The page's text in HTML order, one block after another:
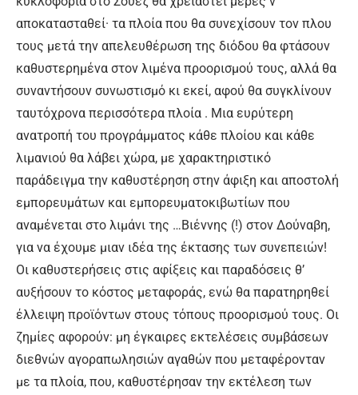
αποκατασταθεί· τα πλοία που θα συνεχίσουν τον πλου
τους μετά την απελευθέρωση της διόδου θα φτάσουν
καθυστερημένα στον λιμένα προορισμού τους, αλλά θα
συναντήσουν συνωστισμό κι εκεί, αφού θα συγκλίνουν
ταυτόχρονα περισσότερα πλοία . Μια ευρύτερη
ανατροπή του προγράμματος κάθε πλοίου και κάθε
λιμανιού θα λάβει χώρα, με χαρακτηριστικό
παράδειγμα την καθυστέρηση στην άφιξη και αποστολή
εμπορευμάτων και εμπορευματοκιβωτίων που
αναμένεται στο λιμάνι της …Βιέννης (!) στον Δούναβη,
για να έχουμε μιαν ιδέα της έκτασης των συνεπειών!
Οι καθυστερήσεις στις αφίξεις και παραδόσεις θ’
αυξήσουν το κόστος μεταφοράς, ενώ θα παρατηρηθεί
έλλειψη προϊόντων στους τόπους προορισμού τους. Οι
ζημίες αφορούν: μη έγκαιρες εκτελέσεις συμβάσεων
διεθνών αγοραπωλησιών αγαθών που μεταφέρονταν
με τα πλοία, που, καθυστέρησαν την εκτέλεση των